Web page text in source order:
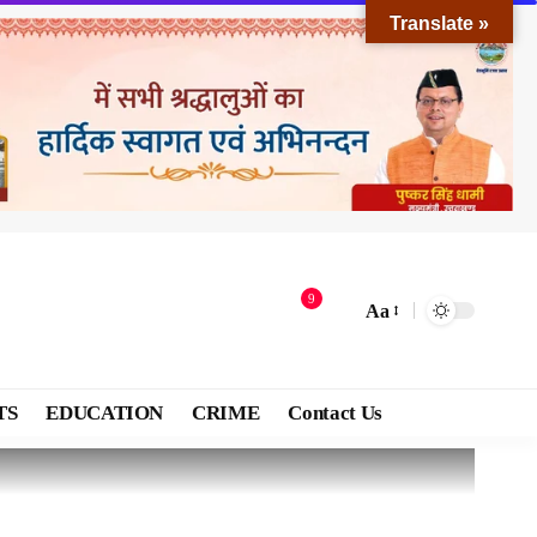
9
Aa
EDUCATION CRIME Contact Us
Translate »